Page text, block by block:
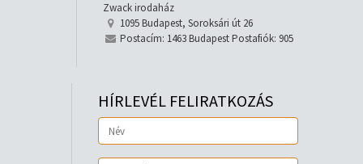
Zwack irodaház
1095 Budapest, Soroksári út 26
Postacím: 1463 Budapest Postafiók: 905
HÍRLEVÉL FELIRATKOZÁS